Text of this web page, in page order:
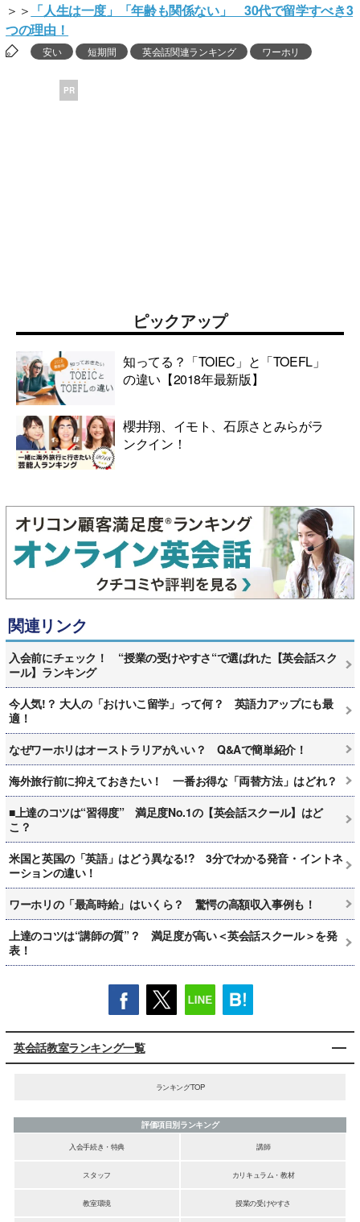
＞＞ 「人生は一度」「年齢も関係ない」 30代で留学すべき3
つの理由！
安い 短期間 英会話関連ランキング ワーホリ
PR
ピックアップ
知ってる？「TOIEC」と「TOEFL」
の違い【2018年最新版】
櫻井翔、イモト、石原さとみらがラ
ンクイン！
関連リンク
入会前にチェック！ “授業の受けやすさ“で選ばれた【英会話スク
ール】ランキング
今人気!？ 大人の「おけいこ留学」って何？ 英語力アップにも最
適！
なぜワーホリはオーストラリアがいい？ Q&Aで簡単紹介！
海外旅行前に抑えておきたい！ 一番お得な「両替方法」はどれ？
■上達のコツは“習得度” 満足度No.1の【英会話スクール】はど
こ？
米国と英国の「英語」はどう異なる!? 3分でわかる発音・イントネ
ーションの違い！
ワーホリの「最高時給」はいくら？ 驚愕の高額収入事例も！
上達のコツは“講師の質”？ 満足度が高い＜英会話スクール＞を発
表！
英会話教室ランキング一覧
ランキングTOP
評価項目別ランキング
入会手続き・特典
講師
スタッフ カリキュラム・教材
教室環境 授業の受けやすさ